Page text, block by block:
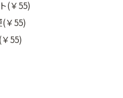
(￥55)
￥55)
55)